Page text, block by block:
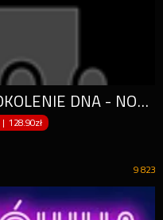
KABARET NEO-NÓWKA: POKOLENIE DNA - NOWY PROGRAM 2025
|128.90zł
9 823